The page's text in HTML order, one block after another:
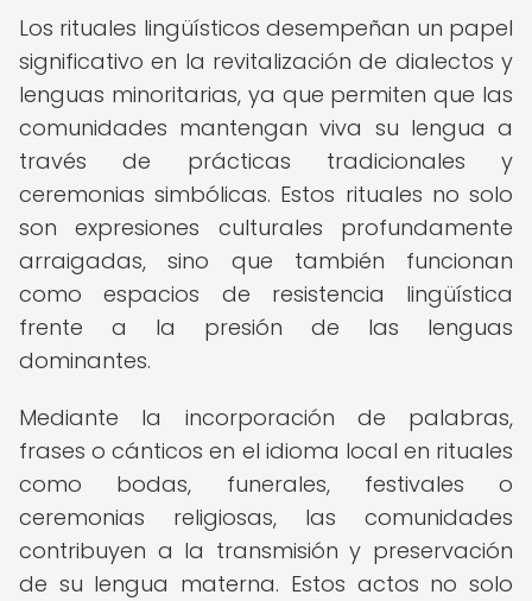
Los rituales lingüísticos desempeñan un papel
significativo en la revitalización de dialectos y
lenguas minoritarias, ya que permiten que las
comunidades mantengan viva su lengua a
través de prácticas tradicionales y
ceremonias simbólicas. Estos rituales no solo
son expresiones culturales profundamente
arraigadas, sino que también funcionan
como espacios de resistencia lingüística
frente a la presión de las lenguas
dominantes.
Mediante la incorporación de palabras,
frases o cánticos en el idioma local en rituales
como bodas, funerales, festivales o
ceremonias religiosas, las comunidades
contribuyen a la transmisión y preservación
de su lengua materna. Estos actos no solo